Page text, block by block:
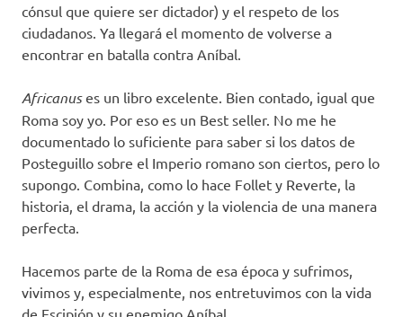
cónsul que quiere ser dictador) y el respeto de los
ciudadanos. Ya llegará el momento de volverse a
encontrar en batalla contra Aníbal.
Africanuses un libro excelente. Bien contado, igual que
Roma soy yo. Por eso es un Best seller. No me he
documentado lo suficiente para saber si los datos de
Posteguillo sobre el Imperio romano son ciertos, pero lo
supongo. Combina, como lo hace Follet y Reverte, la
historia, el drama, la acción y la violencia de una manera
perfecta.
Hacemos parte de la Roma de esa época y sufrimos,
vivimos y, especialmente, nos entretuvimos con la vida